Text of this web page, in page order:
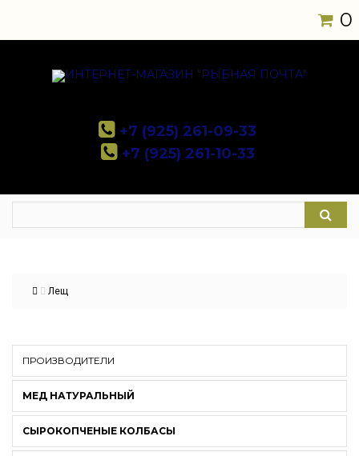
0
+7 (925) 261-09-33
+7 (925) 261-10-33
Лещ
ПРОИЗВОДИТЕЛИ
МЕД НАТУРАЛЬНЫЙ
СЫРОКОПЧЕНЫЕ КОЛБАСЫ